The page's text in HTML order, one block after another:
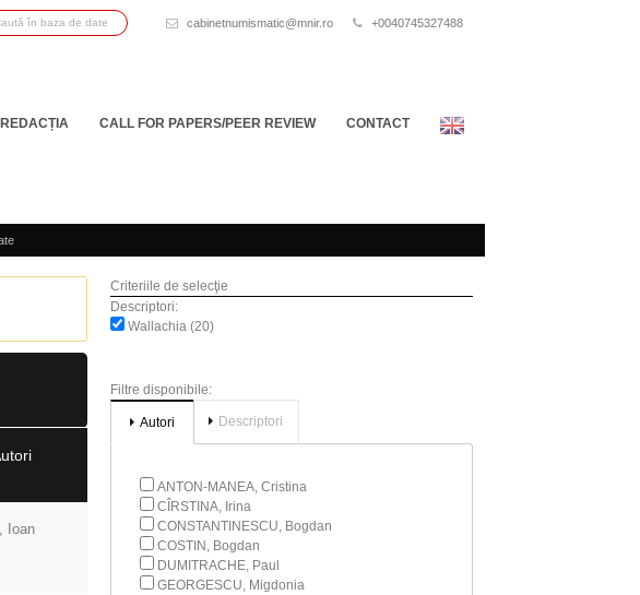
cabinetnumismatic@mnir.ro +0040745327488
REDACȚIA CALL FOR PAPERS/PEER REVIEW CONTACT
Ioan
Criteriile de selecţie
Descriptori:
Wallachia (20)
Filtre disponibile:
Autori Descriptori
ANTON-MANEA, Cristina
CÎRSTINA, Irina
CONSTANTINESCU, Bogdan
COSTIN, Bogdan
DUMITRACHE, Paul
GEORGESCU, Migdonia